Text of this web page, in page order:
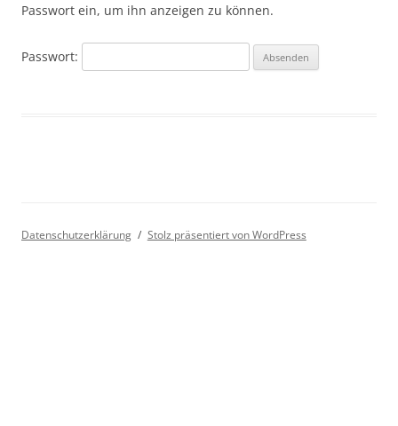
Passwort ein, um ihn anzeigen zu können.
Passwort:
Datenschutzerklärung Stolz präsentiert von WordPress